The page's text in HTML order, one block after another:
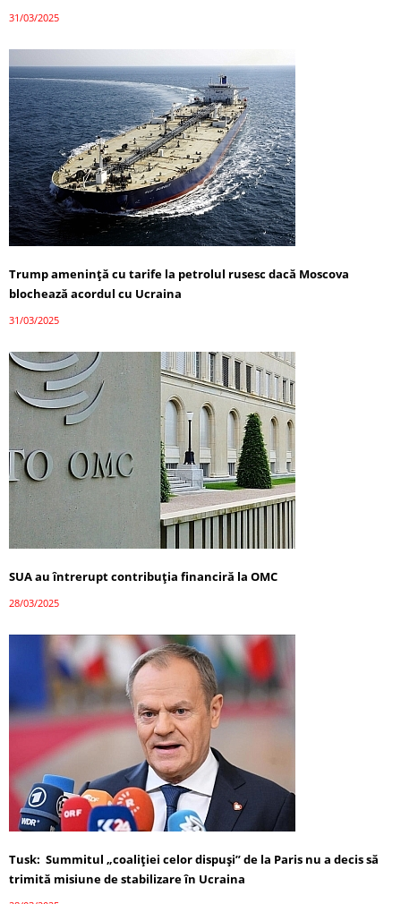
31/03/2025
Trump amenință cu tarife la petrolul rusesc dacă Moscova
blochează acordul cu Ucraina
31/03/2025
SUA au întrerupt contribuția financiră la OMC
28/03/2025
Tusk: Summitul „coaliției celor dispuși” de la Paris nu a decis să
trimită misiune de stabilizare în Ucraina